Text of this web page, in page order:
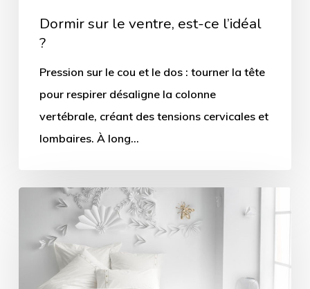
Dormir sur le ventre, est-ce l’idéal
?
Pression sur le cou et le dos : tourner la tête
pour respirer désaligne la colonne
vertébrale, créant des tensions cervicales et
lombaires. À long…
Avantages